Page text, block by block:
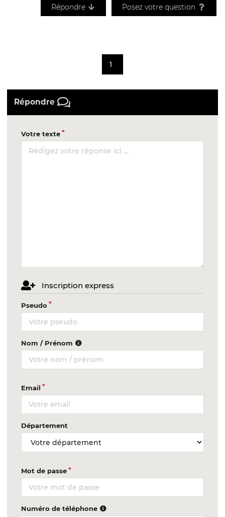
Répondre Posez votre question
1
Répondre
Votre texte
Inscription express
Pseudo
Nom / Prénom
Email
Département
Mot de passe
Numéro de téléphone